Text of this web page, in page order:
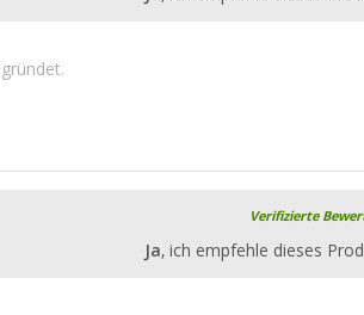
Verifizierte
Ja, ich empfehle dieses